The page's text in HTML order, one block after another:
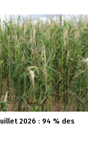
2026 : 94 % des